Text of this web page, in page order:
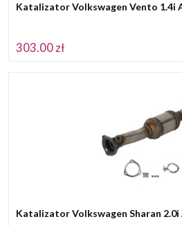
Katalizator Volkswagen Vento 1.4i
303.00 zł
Katalizator Volkswagen Sharan 2.0i